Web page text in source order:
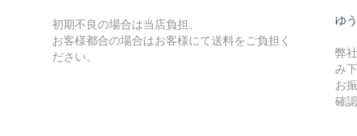
初期不良の場合は当店負担、
お客様都合の場合はお客様にて送料をご負担く
ださい。
ゆ
弊
み
お
確